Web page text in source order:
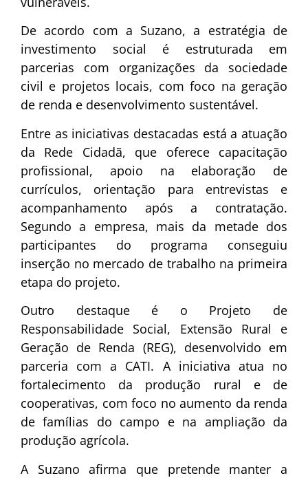
De acordo com a Suzano, a estratégia de
investimento social é estruturada em
parcerias com organizações da sociedade
civil e projetos locais, com foco na geração
de renda e desenvolvimento sustentável.
Entre as iniciativas destacadas está a atuação
da Rede Cidadã, que oferece capacitação
profissional, apoio na elaboração de
currículos, orientação para entrevistas e
acompanhamento após a contratação.
Segundo a empresa, mais da metade dos
participantes do programa conseguiu
inserção no mercado de trabalho na primeira
etapa do projeto.
Outro destaque é o Projeto de
Responsabilidade Social, Extensão Rural e
Geração de Renda (REG), desenvolvido em
parceria com a CATI. A iniciativa atua no
fortalecimento da produção rural e de
cooperativas, com foco no aumento da renda
de famílias do campo e na ampliação da
produção agrícola.
A Suzano afirma que pretende manter a